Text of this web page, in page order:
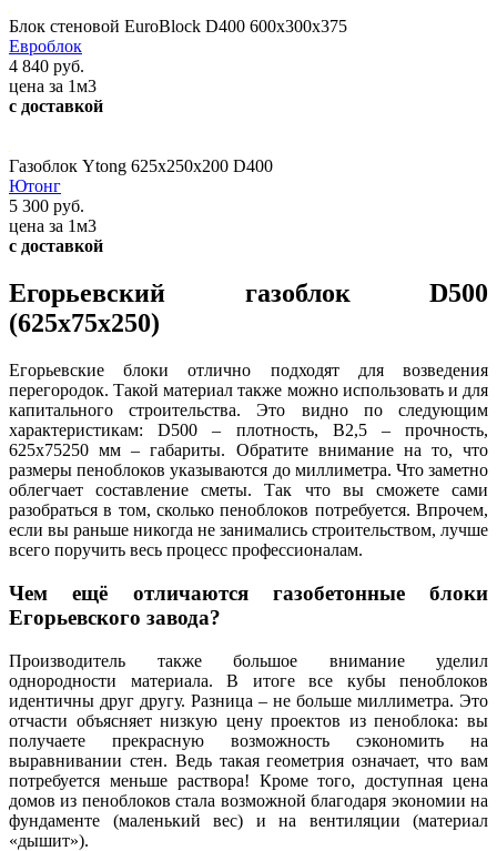
Блок стеновой EuroBlock D400 600x300x375
Евроблок
4 840 руб.
цена за 1м3
с доставкой
Газоблок Ytong 625х250х200 D400
Ютонг
5 300 руб.
цена за 1м3
с доставкой
Егорьевский газоблок D500
(625x75x250)
Егорьевские блоки отлично подходят для возведения
перегородок. Такой материал также можно использовать и для
капитального строительства. Это видно по следующим
характеристикам: D500 – плотность, В2,5 – прочность,
625х75250 мм – габариты. Обратите внимание на то, что
размеры пеноблоков указываются до миллиметра. Что заметно
облегчает составление сметы. Так что вы сможете сами
разобраться в том, сколько пеноблоков потребуется. Впрочем,
если вы раньше никогда не занимались строительством, лучше
всего поручить весь процесс профессионалам.
Чем ещё отличаются газобетонные блоки
Егорьевского завода?
Производитель также большое внимание уделил
однородности материала. В итоге все кубы пеноблоков
идентичны друг другу. Разница – не больше миллиметра. Это
отчасти объясняет низкую цену проектов из пеноблока: вы
получаете прекрасную возможность сэкономить на
выравнивании стен. Ведь такая геометрия означает, что вам
потребуется меньше раствора! Кроме того, доступная цена
домов из пеноблоков стала возможной благодаря экономии на
фундаменте (маленький вес) и на вентиляции (материал
«дышит»).